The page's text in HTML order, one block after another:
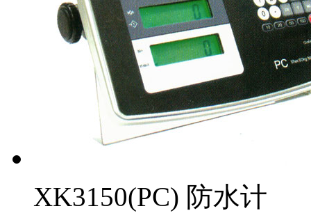
XK3150(PC) 防水计